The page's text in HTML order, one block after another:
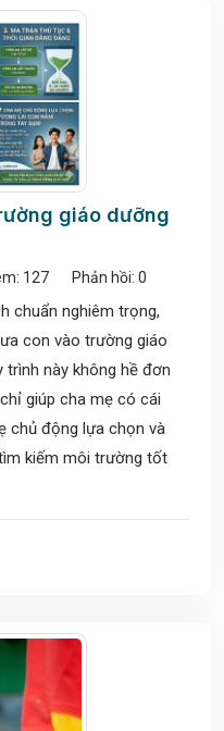
giáo dưỡng
127 Phản hồi: 0
chuẩn nghiêm trọng,
con vào trường giáo
trình này không hề đơn
giúp cha mẹ có cái
chủ động lựa chọn và
kiếm môi trường tốt